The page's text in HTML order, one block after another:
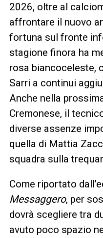
2026, oltre al
affrontare il nuovo
fortuna sul fronte
stagione finora ha
rosa biancoceleste,
Sarri a continui
Anche nella
Cremonese, il
diverse assenze
quella di Mattia
squadra sulla
Come riportato
Messaggero, per
dovrà scegliere tra
avuto poco spazio